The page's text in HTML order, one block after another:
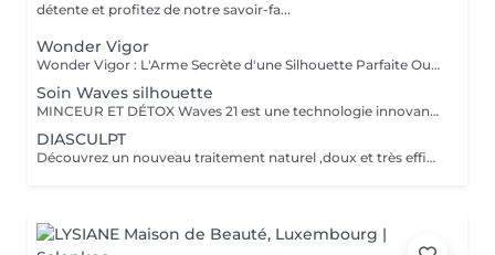
détente et profitez de notre savoir-fa...
Wonder Vigor
Wonder Vigor : L'Arme Secrète d'une Silhouette Parfaite Oubliez les méthodes ordinaires. Wonder Vigor est la première et unique technologie au monde à fusionner thermogenèse intelligente et contraction musculaire hélicoïdale pour détruire la graisse et sculpter le corps avec une précision chirurgicale sans bistouri, sans douleur, sans compromis. Propulsé par Thermodexia, un brevet exclusif, ce système agit en profondeur pour des résultats visibles, mesurables, et inégalés. Une expérience ultra-confortable, des effets immédiats et durables parce que votre corps mérite l'excellence absolue. Exclusivement chez nous. Parce que le génie ne se partage pas. Prêt à transformer votre corps ? Venez vivre l'expérience Wonder Vigor.
Soin Waves silhouette
MINCEUR ET DÉTOX Waves 21 est une technologie innovante aux effets rééquilibrant , minceurs et détox permettant une action ciblée sur les différentes zones que l'on souhaite amincir. Grâce a l'association de électrostimulation des métamères en lien direct avec les organes , et d'un traitement par le froid intense , ce soin , relance le système lymphatique et veineux Les tissus sont détoxifiés en profondeur , la silhouette ré harmonisée , et les imperfections telle la cellulite , et la graisse abdominale sont visiblement réduites , dès la première séance .
DIASCULPT
Découvrez un nouveau traitement naturel ,doux et très efficace pour éliminer les surcharges graisseuses localisées : abdomen, hanches ,genoux , bras , fesses ,les résultats sont visibles immédiatement .Cette technique permet également de soigner la cellulite, et raffermir les zones relâchées en renforçant la fabrication d'un bon collagène.